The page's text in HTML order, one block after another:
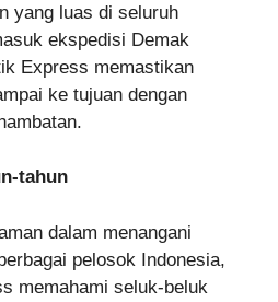
yang luas di seluruh
ekspedisi Demak
Express memastikan
ke tujuan dengan
tahun
dalam menangani
pelosok Indonesia,
memahami seluk-beluk